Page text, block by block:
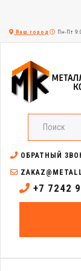
Ваш город Пн-Пт
ОБРАТНЫЙ
+7 7242